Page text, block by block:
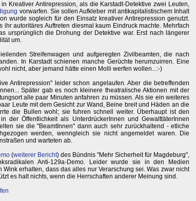
Kreativer Antirepression, als die Karstadt-Detektive zwei Leuten,
vorwarfen. Sie sollen Aufkleber mit antikapitalistischem Inhalt
wurde sogleich für den Einsatz kreativer Antirepression genutzt.
autoritäres Auftreten diesmal kaum Eindruck machte. Mehrfach
ursprünglich die Drohung der Detektive war. Erst nach längerer
um.
Streifenwagen und aufgeregten Zivilbeamten, die nach
In Karstadt schienen manche Gerüchte herumzuirren. Eine
nicht, aber jemand hätte einen Molli werfen wollen...:-)
Antirepression" leider schon angelaufen. Aber die betreffenden
Später gab es noch kleinere theatralische Aktionen mit der
alle paar Minuten anfahren zu müssen. Als sie ein weiteres
Leute mit dem Gesicht zur Wand, Beine breit und Häden an die
die Bullen wohl; sie fuhren schnell weiter. Überhaupt ist den
der Öffentlichkeit als UnterdrückerInnen und GewalttäterInnen
sie die "BeamtInnen" dann auch sehr zurückhaltend - etliche
werden, wenngleich sie nicht angemeldet waren. Die
und warteten ab.
(weiterer Bericht) des Bündnis "Mehr Sicherheit für Magdeburg",
Anti-129a-Demo. Leider wurde sie in den Medien
erhalten, dass das alles nur Verarschung sei. Was zwar nicht
es halt nichts, wenn die Herrschaften anderer Meinung sind.